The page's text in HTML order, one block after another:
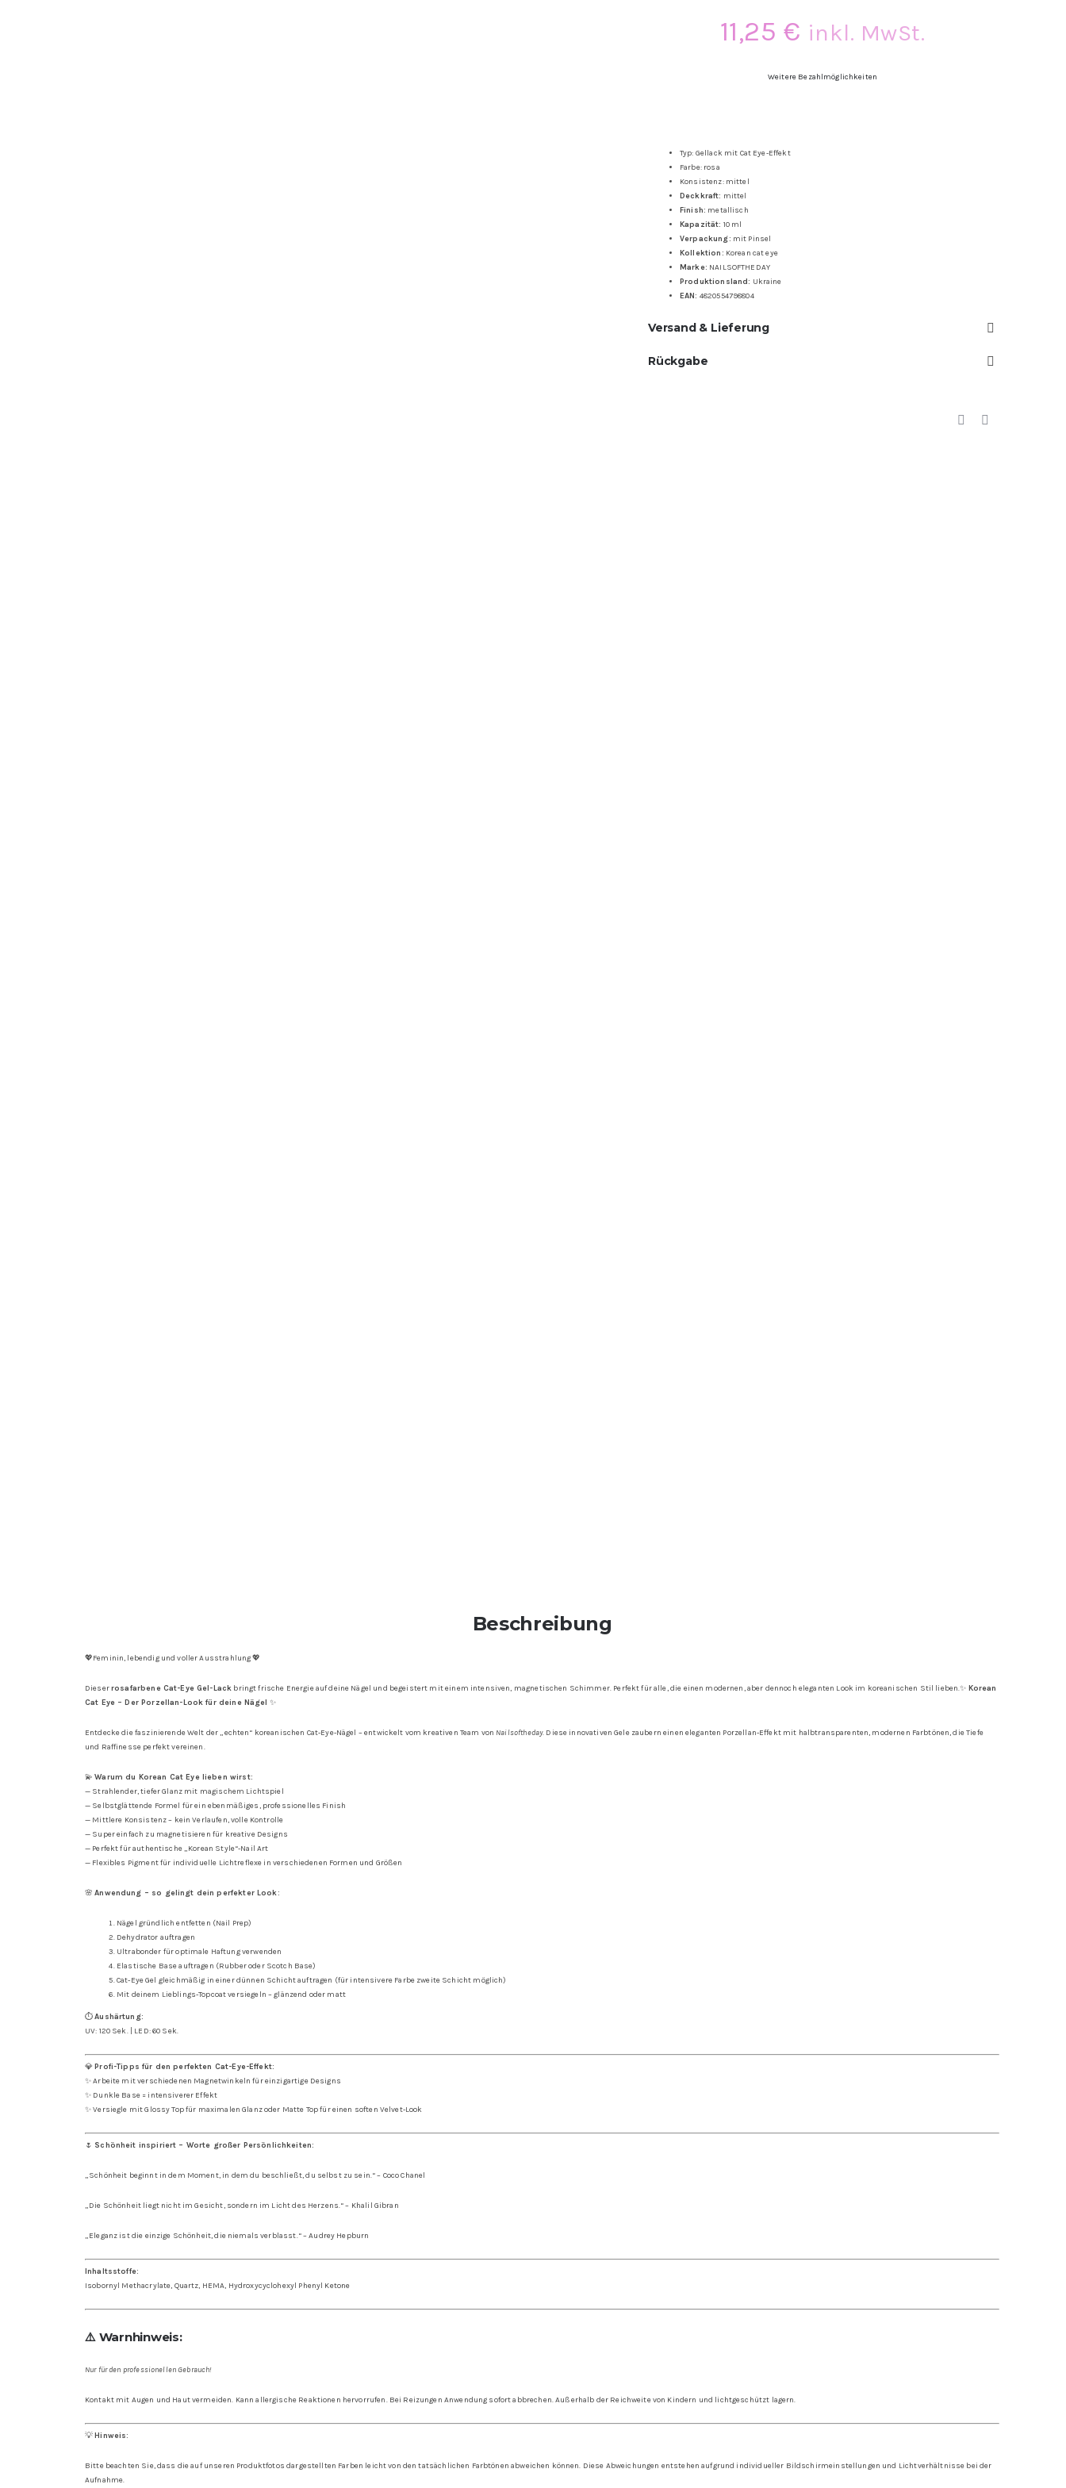
11,25 € inkl. MwSt.
Weitere Bezahlmöglichkeiten
Typ: Gellack mit Cat Eye-Effekt
Farbe: rosa
Konsistenz: mittel
Deckkraft: mittel
Finish: metallisch
Kapazität: 10 ml
Verpackung: mit Pinsel
Kollektion: Korean cat eye
Marke: NAILSOFTHEDAY
Produktionsland: Ukraine
EAN: 4820554798804
Versand & Lieferung
Rückgabe
Beschreibung
💖Feminin, lebendig und voller Ausstrahlung 💖
Dieserrosafarbene Cat-Eye Gel-Lack bringt frische Energie auf deine Nägel und begeistert mit einem intensiven, magnetischen Schimmer. Perfekt für alle, die einen modernen, aber dennoch eleganten Look im koreanischen Stil lieben.✨ Korean
Cat Eye – Der Porzellan-Look für deine Nägel ✨
Entdecke die faszinierende Welt der „echten“ koreanischen Cat-Eye-Nägel – entwickelt vom kreativen Team von Nailsoftheday. Diese innovativen Gele zaubern einen eleganten Porzellan-Effekt mit halbtransparenten, modernen Farbtönen, die Tiefe
und Raffinesse perfekt vereinen.
💫Warum du Korean Cat Eye lieben wirst:
— Strahlender, tiefer Glanz mit magischem Lichtspiel
— Selbstglättende Formel für ein ebenmäßiges, professionelles Finish
— Mittlere Konsistenz – kein Verlaufen, volle Kontrolle
— Super einfach zu magnetisieren für kreative Designs
— Perfekt für authentische „Korean Style“-Nail Art
— Flexibles Pigment für individuelle Lichtreflexe in verschiedenen Formen und Größen
🌸Anwendung – so gelingt dein perfekter Look:
Nägel gründlich entfetten (Nail Prep)
Dehydrator auftragen
Ultrabonder für optimale Haftung verwenden
Elastische Base auftragen (Rubber oder Scotch Base)
Cat-Eye Gel gleichmäßig in einer dünnen Schicht auftragen (für intensivere Farbe zweite Schicht möglich)
Mit deinem Lieblings-Topcoat versiegeln – glänzend oder matt
⏱️Aushärtung:
UV: 120 Sek. | LED: 60 Sek.
💎Profi-Tipps für den perfekten Cat-Eye-Effekt:
✨ Arbeite mit verschiedenen Magnetwinkeln für einzigartige Designs
✨ Dunkle Base = intensiverer Effekt
✨ Versiegle mit Glossy Top für maximalen Glanz oder Matte Top für einen soften Velvet-Look
🌷 Schönheit inspiriert – Worte großer Persönlichkeiten:
„Schönheit beginnt in dem Moment, in dem du beschließt, du selbst zu sein.“ – Coco Chanel
„Die Schönheit liegt nicht im Gesicht, sondern im Licht des Herzens.“ – Khalil Gibran
„Eleganz ist die einzige Schönheit, die niemals verblasst.“ –Audrey Hepburn
Inhaltsstoffe:
Isobornyl Methacrylate, Quartz, HEMA, Hydroxycyclohexyl Phenyl Ketone
⚠️ Warnhinweis:
Nur für den professionellen Gebrauch!
Kontakt mit Augen und Haut vermeiden. Kann allergische Reaktionen hervorrufen. Bei Reizungen Anwendung sofort abbrechen. Außerhalb der Reichweite von Kindern und lichtgeschützt lagern.
💡Hinweis:
Bitte beachten Sie, dass die auf unseren Produktfotos dargestellten Farben leicht von den tatsächlichen Farbtönen abweichen können. Diese Abweichungen entstehen aufgrund individueller Bildschirmeinstellungen und Lichtverhältnisse bei der
Aufnahme.